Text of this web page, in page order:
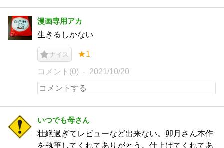
漫画専用アカ
生きるしかない
ナイス ★1
コメント(0) 2021/10/20
いつでも母さん
壮絶過ぎてレビューなど出来ない。卯月さん本作
を執筆してくれてありがとう。仕上げてくれてあ